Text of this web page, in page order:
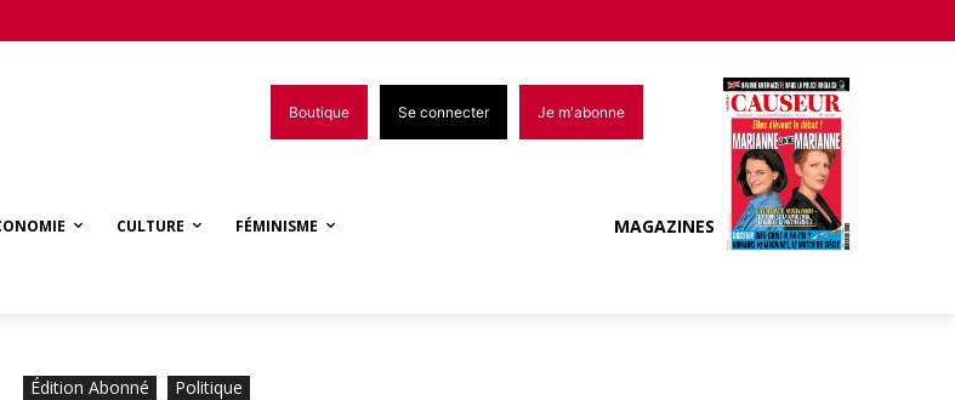
Boutique Se connecter Je m'abonne
CULTURE FÉMINISME MAGAZINES
Édition Abonné Politique